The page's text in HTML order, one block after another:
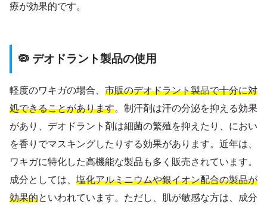
療が効果的です。
🦠 デオドラント製品の使用
軽度のワキガの場合、 市販のデオドラント製品で十分に対
処できることがあります。制汗剤は汗の分泌を抑える効果
があり、デオドラント剤は細菌の繁殖を抑えたり、におい
を香りでマスキングしたりする効果があります。近年は、
ワキガに特化した高機能な製品も多く販売されています。
成分としては、 塩化アルミニウムや銀イオン配合の製品が
効果的といわれています。ただし、肌が敏感な方は、成分